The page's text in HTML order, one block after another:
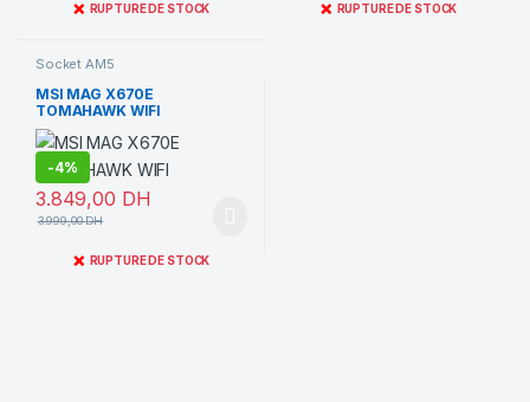
❌ RUPTURE DE STOCK ❌ RUPTURE DE STOCK
Socket AM5
MSI MAG X670E
TOMAHAWK WIFI
-4%
3.849,00 DH
3.999,00DH
❌ RUPTURE DE STOCK